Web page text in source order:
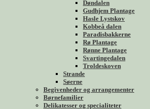
Døndalen
Gudhjem Plantage
Hasle Lystskov
Kobbeå dalen
Paradisbakkerne
Rø Plantage
Rønne Plantage
Svartingedalen
Troldeskoven
Strande
Søerne
Begivenheder og arrangementer
Børnefamilier
Delikatesser og specialiteter